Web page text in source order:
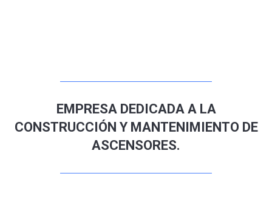
EMPRESA DEDICADA A LA
CONSTRUCCIÓN Y MANTENIMIENTO DE
ASCENSORES.